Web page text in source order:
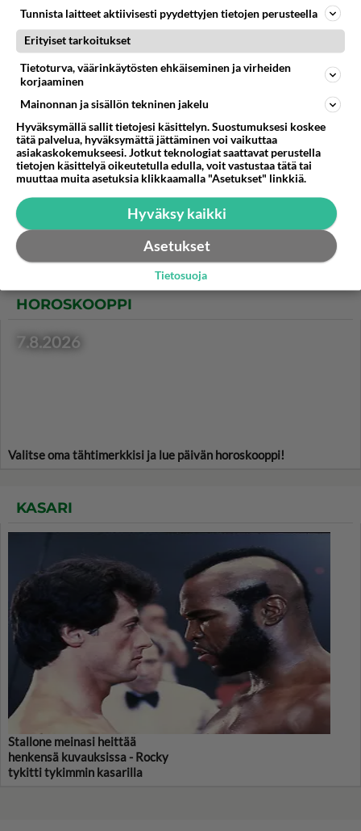
Joululimpussa maistuvat
fenkoli, pomeranssi ja anis.
Gluteeniton pizzapohja sopii
gluteenia ja maitotuotteita
karttaville.
Raparperipiirakka on vaan
niin herkullista!
Suussa sulavat donitsit
valmistuvat näppärästi
uunissa.
HOROSKOOPPI
7.8.2026
Valitse oma tähtimerkkisi ja lue päivän horoskooppi!
KASARI
Stallone meinasi heittää
henkensä kuvauksissa - Rocky
tykitti tykimmin kasarilla
Tunnista laitteet aktiivisesti pyydettyjen tietojen perusteella
Erityiset tarkoitukset
Tietoturva, väärinkäytösten ehkäiseminen ja virheiden
korjaaminen
Mainonnan ja sisällön tekninen jakelu
Hyväksymällä sallit tietojesi käsittelyn. Suostumuksesi koskee
tätä palvelua, hyväksymättä jättäminen voi vaikuttaa
asiakaskokemukseesi. Jotkut teknologiat saattavat perustella
tietojen käsittelyä oikeutetulla edulla, voit vastustaa tätä tai
muuttaa muita asetuksia klikkaamalla "Asetukset" linkkiä.
Hyväksy kaikki
Asetukset
Tietosuoja